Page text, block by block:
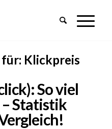
Klickpreis
So viel
Statistik